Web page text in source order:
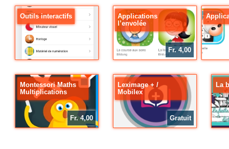
Outils interactifs
Applications
l’envolée
Fr. 4,00
Montessori Maths
Multiplications
Fr. 4,00
Leximage + /
Mobilex
Gratuit
La